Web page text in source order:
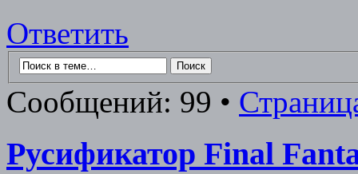
Ответить
Сообщений: 99 •
Русификатор Final